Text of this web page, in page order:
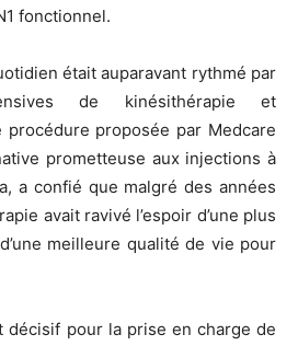
fonctionnel.
était auparavant rythmé par
de kinésithérapie et
procédure proposée par Medcare
prometteuse aux injections à
a confié que malgré des années
avait ravivé l’espoir d’une plus
meilleure qualité de vie pour
décisif pour la prise en charge de